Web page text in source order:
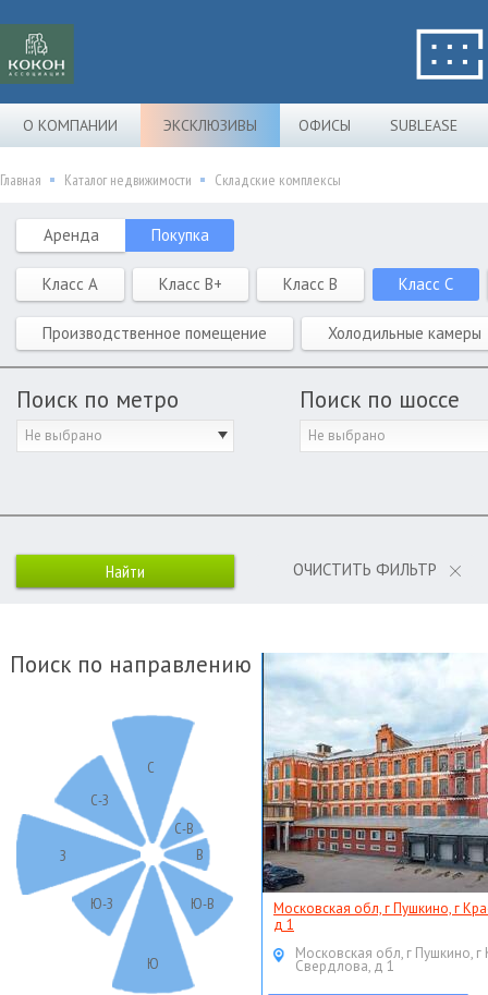
О КОМПАНИИ ЭКСКЛЮЗИВЫ ОФИСЫ SUBLEASE
Главная Каталог недвижимости Складские комплексы
Аренда Покупка
Класс A Класс B+ Класс B Класс C
Производственное помещение Холодильные камеры
Поиск по метро
Не выбрано
Поиск по шоссе
Не выбрано
ОЧИСТИТЬ ФИЛЬТР
Поиск по направлению
С
С-В
В
Ю-В
Ю
Ю-З
З
С-З
Московская обл, г Пушкино, г
д 1
Московская обл, г Пушкино, г
Свердлова, д 1